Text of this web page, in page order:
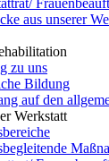
aus unserer
zu uns
Bildung
auf den
Werkstatt